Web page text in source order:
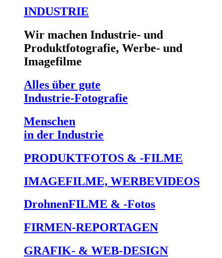
INDUSTRIE
Wir machen Industrie- und
Produktfotografie, Werbe- und
Imagefilme
Alles über gute
Industrie-Fotografie
Menschen
in der Industrie
PRODUKTFOTOS & -FILME
IMAGEFILME, WERBEVIDEOS
DrohnenFILME & -Fotos
FIRMEN-REPORTAGEN
GRAFIK- & WEB-DESIGN